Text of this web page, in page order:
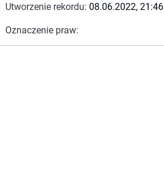
Utworzenie rekordu: 08.06.2022, 21:46
Oznaczenie praw: